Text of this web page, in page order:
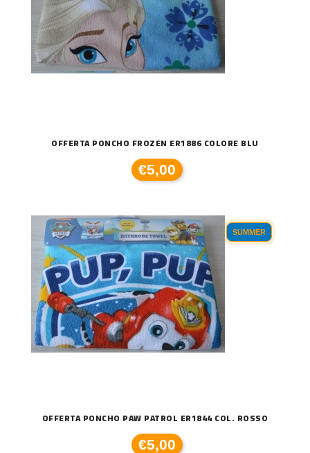
OFFERTA PONCHO FROZEN ER1886 COLORE BLU
€5,00
SUMMER
OFFERTA PONCHO PAW PATROL ER1844 COL. ROSSO
€5,00